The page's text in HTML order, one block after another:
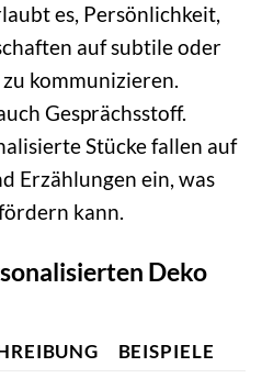
es, Persönlichkeit,
auf subtile oder
kommunizieren.
Gesprächsstoff.
Stücke fallen auf
Erzählungen ein, was
kann.
Deko
BEISPIELE